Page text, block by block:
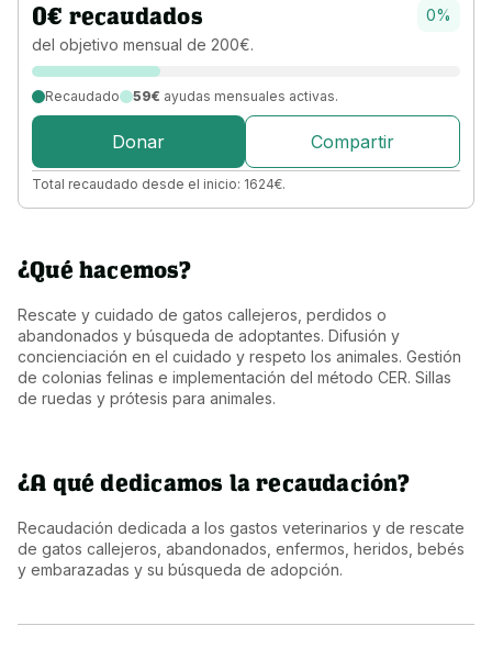
0€ recaudados
del objetivo mensual de 200€.
0%
Recaudado 59€ ayudas mensuales activas.
Donar Compartir
Total recaudado desde el inicio: 1624€.
¿Qué hacemos?
Rescate y cuidado de gatos callejeros, perdidos o
abandonados y búsqueda de adoptantes. Difusión y
concienciación en el cuidado y respeto los animales. Gestión
de colonias felinas e implementación del método CER. Sillas
de ruedas y prótesis para animales.
¿A qué dedicamos la recaudación?
Recaudación dedicada a los gastos veterinarios y de rescate
de gatos callejeros, abandonados, enfermos, heridos, bebés
y embarazadas y su búsqueda de adopción.